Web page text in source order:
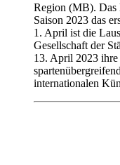
Region (MB). Das
Saison 2023 das
1. April ist die
Gesellschaft der
13. April 2023 ihre
internationalen